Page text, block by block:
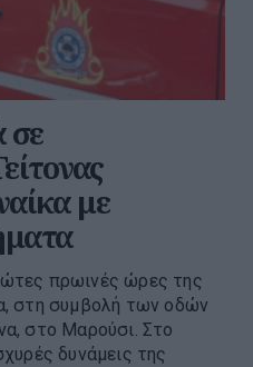
σε
με
πρωινές ώρες της
στη συμβολή των οδών
στο Μαρούσι. Στο
δυνάμεις της